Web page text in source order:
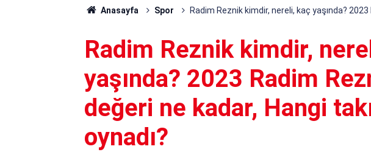
Anasayfa Spor Radim Reznik kimdir, nereli, kaç yaşında?
Radim Reznik kimdir,
yaşında? 2023 Radim
değeri ne kadar, Hangi
oynadı?